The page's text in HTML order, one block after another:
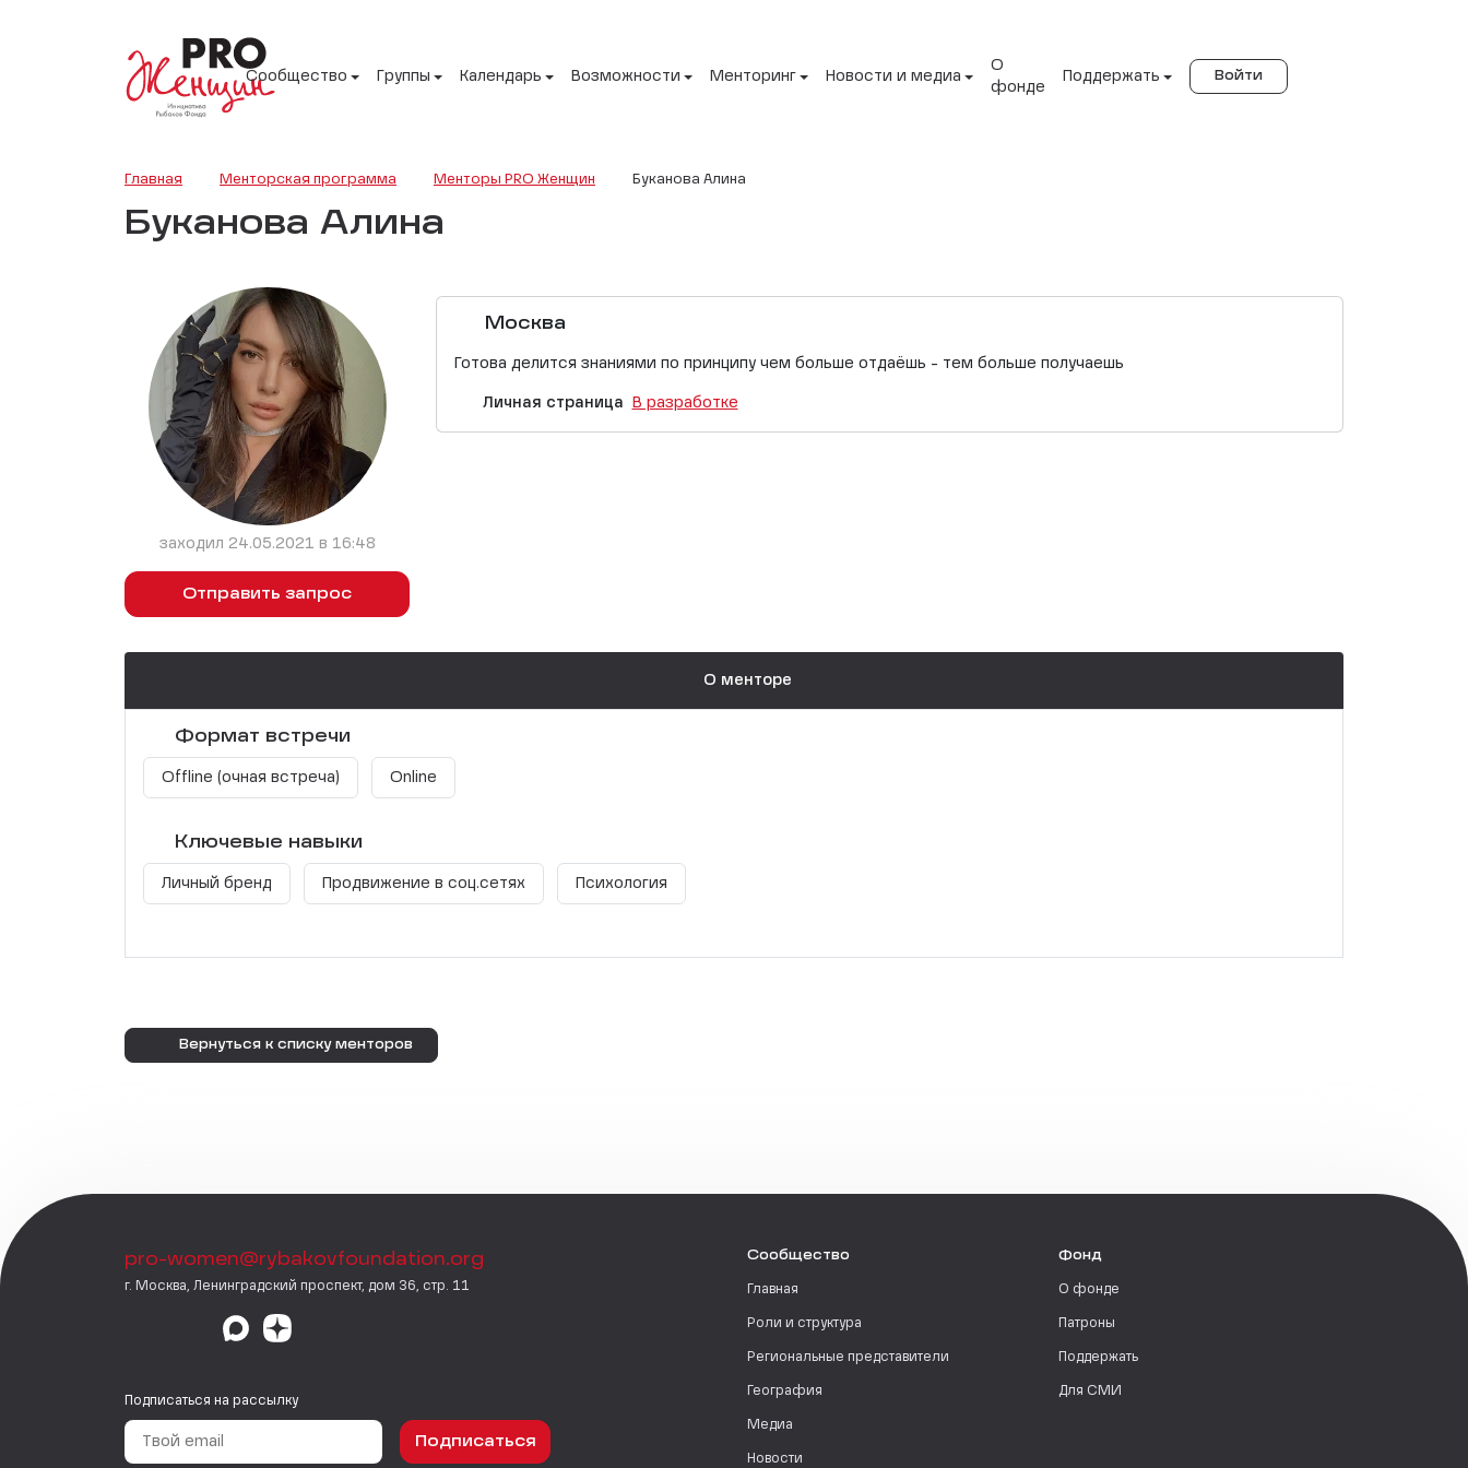
Сообщество Группы Календарь Возможности Менторинг Новости и медиа
О
фонде
Поддержать Войти
Главная Менторская программа Менторы PRO Женщин Буканова Алина
Буканова Алина
заходил 24.05.2021 в 16:48
Отправить запрос
Москва
Готова делится знаниями по принципу чем больше отдаёшь - тем больше получаешь
Личная страница В разработке
О менторе
Формат встречи
Offline (очная встреча) Online
Ключевые навыки
Личный бренд Продвижение в соц.сетях Психология
Вернуться к списку менторов
pro-women@rybakovfoundation.org
г. Москва, Ленинградский проспект, дом 36, стр. 11
Подписаться на рассылку
Подписаться
Сообщество
Главная
Роли и структура
Региональные представители
География
Медиа
Новости
Фонд
О фонде
Патроны
Поддержать
Для СМИ